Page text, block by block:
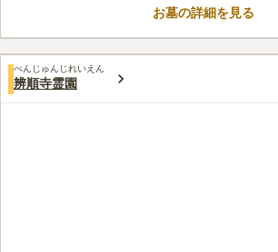
お墓を建立したい方におすすめです。 周
いでしょう。
口コミ評価
みんなの評価
40代
周りには何もなく事前に用意していく必
お墓の詳細を見る
べんじゅんじれいえん
辨順寺霊園